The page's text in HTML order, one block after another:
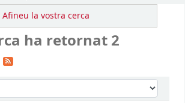
Afineu la vostra cerca
ha retornat 2